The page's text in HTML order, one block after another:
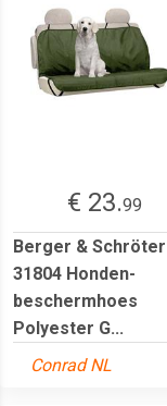
€ 23.99
Berger & Schröter
31804 Honden-
beschermhoes
Polyester G...
Conrad NL